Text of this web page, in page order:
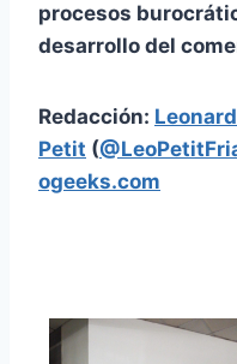
procesos
desarrollo del
Redacción:
Petit (
ogeeks.com